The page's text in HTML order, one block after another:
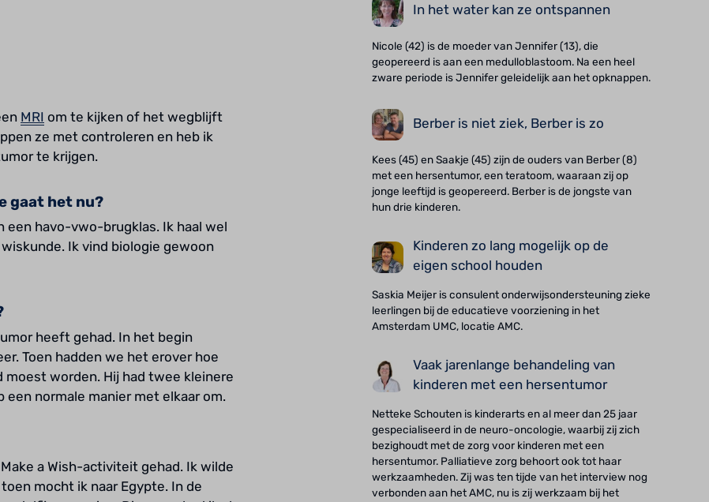
MRI om te kijken of het wegblijft
ze met controleren en heb ik
te krijgen.
gaat het nu?
een havo-vwo-brugklas. Ik haal wel
Ik vind biologie gewoon
heeft gehad. In het begin
Toen hadden we het erover hoe
moest worden. Hij had twee kleinere
normale manier met elkaar om.
a Wish-activiteit gehad. Ik wilde
mocht ik naar Egypte. In de
In het water kan ze ontspannen
Nicole (42) is de moeder van Jennifer (13), die
geopereerd is aan een medulloblastoom. Na een heel
zware periode is Jennifer geleidelijk aan het opknappen.
Berber is niet ziek, Berber is zo
Kees (45) en Saakje (45) zijn de ouders van Berber (8)
met een hersentumor, een teratoom, waaraan zij op
jonge leeftijd is geopereerd. Berber is de jongste van
hun drie kinderen.
Kinderen zo lang mogelijk op de
eigen school houden
Saskia Meijer is consulent onderwijsondersteuning zieke
leerlingen bij de educatieve voorziening in het
Amsterdam UMC, locatie AMC.
Vaak jarenlange behandeling van
kinderen met een hersentumor
Netteke Schouten is kinderarts en al meer dan 25 jaar
gespecialiseerd in de neuro-oncologie, waarbij zij zich
bezighoudt met de zorg voor kinderen met een
hersentumor. Palliatieve zorg behoort ook tot haar
werkzaamheden. Zij was ten tijde van het interview nog
verbonden aan het AMC, nu is zij werkzaam bij het